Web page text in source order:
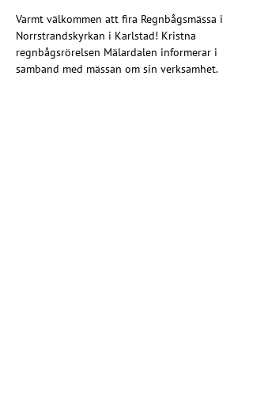
Varmt välkommen att fira Regnbågsmässa i
Norrstrandskyrkan i Karlstad! Kristna
regnbågsrörelsen Mälardalen informerar i
samband med mässan om sin verksamhet.